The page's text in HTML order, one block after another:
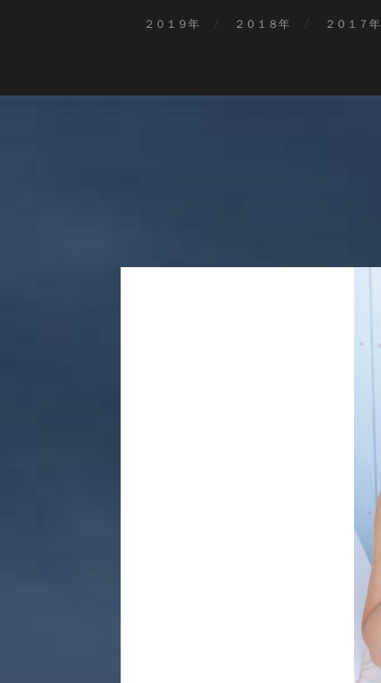
２０１９年 ２０１８年 ２０１７年